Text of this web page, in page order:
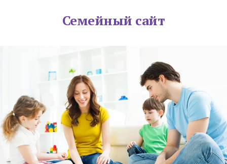
Семейный сайт